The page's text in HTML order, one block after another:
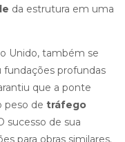
da estrutura em uma
Unido, também se
fundações profundas
que a ponte
peso de tráfego
sucesso de sua
para obras similares.